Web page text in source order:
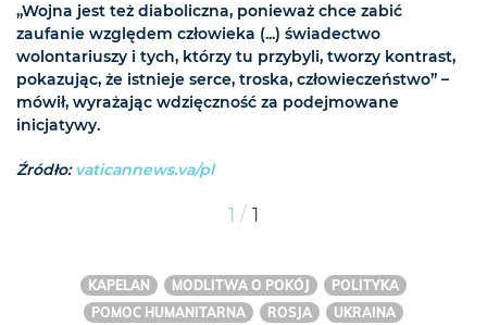
„Wojna jest też diaboliczna, ponieważ chce zabić
zaufanie względem człowieka (...) świadectwo
wolontariuszy i tych, którzy tu przybyli, tworzy kontrast,
pokazując, że istnieje serce, troska, człowieczeństwo” –
mówił, wyrażając wdzięczność za podejmowane
inicjatywy.
Źródło: vaticannews.va/pl
1 / 1
KAPELAN MODLITWA O POKÓJ
POLITYKA
POMOC HUMANITARNA
ROSJA
UKRAINA